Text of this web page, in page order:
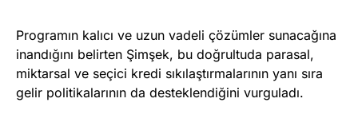
Programın kalıcı ve uzun vadeli çözümler sunacağına
inandığını belirten Şimşek, bu doğrultuda parasal,
miktarsal ve seçici kredi sıkılaştırmalarının yanı sıra
gelir politikalarının da desteklendiğini vurguladı.